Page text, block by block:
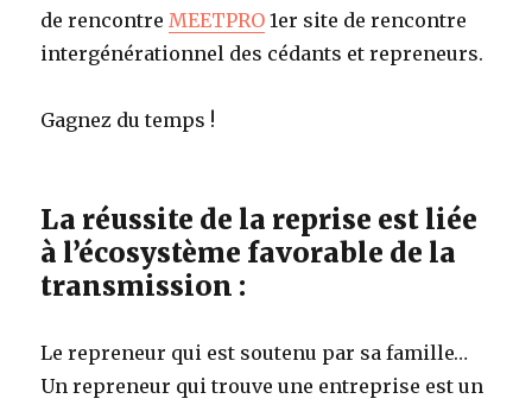
de rencontre MEETPRO 1er site de rencontre
intergénérationnel des cédants et repreneurs.
Gagnez du temps !
La réussite de la reprise est liée
à l’écosystème favorable de la
transmission :
Le repreneur qui est soutenu par sa famille…
Un repreneur qui trouve une entreprise est un